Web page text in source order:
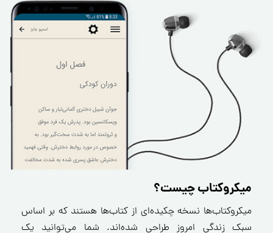
میکروکتاب چیست؟
میکروکتاب‌ها نسخه چکیده‌ای از کتاب‌ها هستند که بر اساس
سبک زندگی امروز طراحی شده‌اند. شما می‌توانید یک